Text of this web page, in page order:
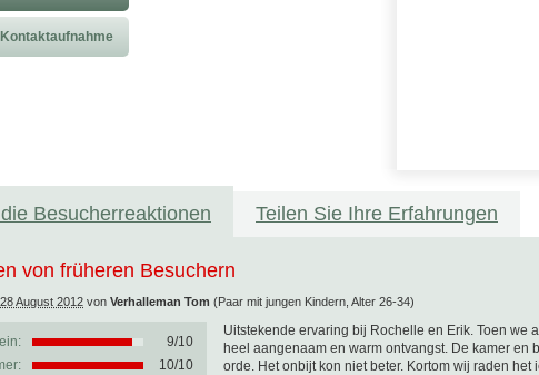
Besucherreaktionen Teilen Sie Ihre Erfahrungen
von früheren Besuchern
28 August 2012 von Verhalleman Tom (Paar mit jungen Kindern, Alter 26-34)
9/10
10/10
Uitstekende ervaring bij Rochelle en Erik. Toen we
heel aangenaam en warm ontvangst. De kamer en
orde. Het onbijt kon niet beter. Kortom wij raden het